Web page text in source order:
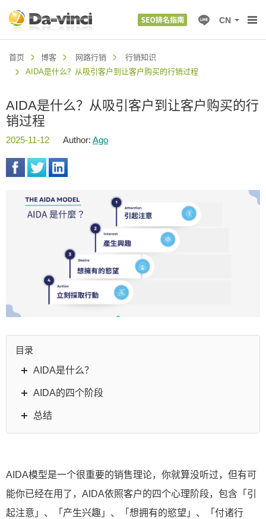
CN
首页 博客 网路行销
行销知识
AIDA是什么？从吸引客户到让客户购买的行销过程
AIDA是什么？从吸引客户到让客户购买的行
销过程
2025-11-12 Author: Ago
目录
AIDA是什么？
AIDA的四个阶段
总结
AIDA模型是一个很重要的销售理论，你就算没听过，但有可
能你已经在用了，AIDA依照客户的四个心理阶段，包含「引
起注意」、「产生兴趣」、「想拥有的慾望」、「付诸行